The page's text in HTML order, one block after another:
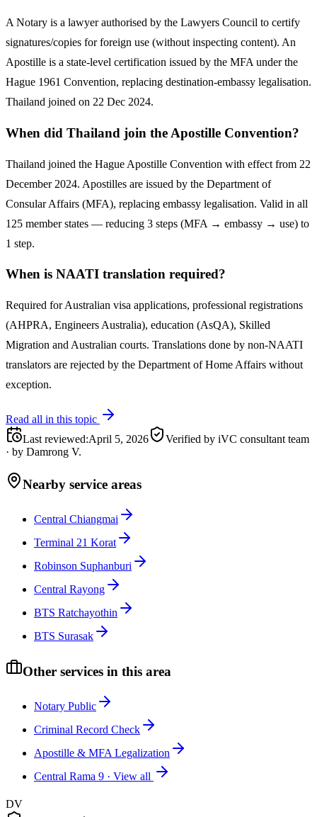
A Notary is a lawyer authorised by the Lawyers Council to certify
signatures/copies for foreign use (without inspecting content). An
Apostille is a state-level certification issued by the MFA under the
Hague 1961 Convention, replacing destination-embassy legalisation.
Thailand joined on 22 Dec 2024.
When did Thailand join the Apostille Convention?
Thailand joined the Hague Apostille Convention with effect from 22
December 2024. Apostilles are issued by the Department of
Consular Affairs (MFA), replacing embassy legalisation. Valid in all
125 member states — reducing 3 steps (MFA → embassy → use) to
1 step.
When is NAATI translation required?
Required for Australian visa applications, professional registrations
(AHPRA, Engineers Australia), education (AsQA), Skilled
Migration and Australian courts. Translations done by non-NAATI
translators are rejected by the Department of Home Affairs without
exception.
Read all in this topic
Last reviewed:April 5, 2026
Verified by iVC consultant team
· by Damrong V.
Nearby service areas
Central Chiangmai
Terminal 21 Korat
Robinson Suphanburi
Central Rayong
BTS Ratchayothin
BTS Surasak
Other services in this area
Notary Public
Criminal Record Check
Apostille & MFA Legalization
Central Rama 9 · View all
DV